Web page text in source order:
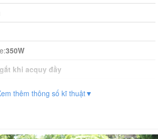
350W
khi acquy đầy
12h
thêm thông số kĩ thuật▼